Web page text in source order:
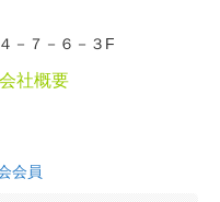
－７－６－３F
会社概要
会員